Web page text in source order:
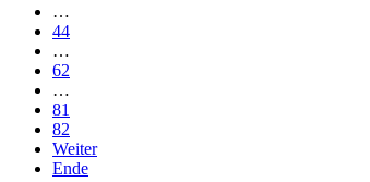
…
44
…
62
…
81
82
Weiter
Ende